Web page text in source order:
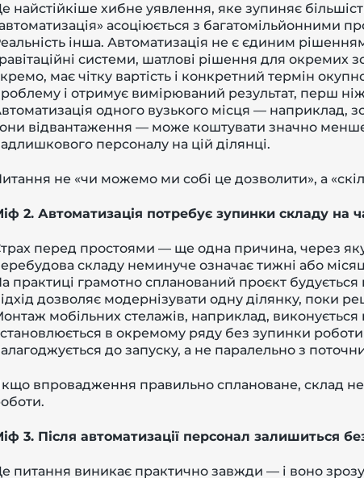
найстійкіше хибне уявлення, яке зупиняє
асоціюється з багатомільйонними
інша. Автоматизація не є єдиним
системи, шатлові рішення для
має чітку вартість і конкретний термін
і отримує вимірюваний результат, перш ніж
одного вузького місця — наприклад,
відвантаження — може коштувати значно
персоналу на цій ділянці.
не «чи можемо ми собі це дозволити», а
2. Автоматизація потребує зупинки складу на
перед простоями — ще одна причина, через
складу неминуче означає тижні або
практиці грамотно спланований проєкт
дозволяє модернізувати одну ділянку, поки
мобільних стелажів, наприклад,
в окремому ряду без зупинки
до запуску, а не паралельно з
впровадження правильно сплановане, склад
3. Після автоматизації персонал залишиться
питання виникає практично завжди — і воно